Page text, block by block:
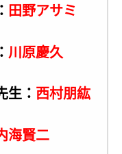
田野アサミ
川原慶久
生： 西村朋紘
海賢二